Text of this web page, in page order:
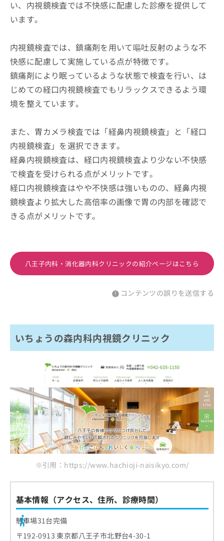
い、内視鏡検査では不快感に配慮した診療を提供して
います。
内視鏡検査では、鎮痛剤を用いて嘔吐反射のような不
快感に配慮して実施している点が特徴です。
鎮痛剤により眠っているような状態で検査を行い、は
じめての経口内視鏡検査でもリラックスできるよう環
境を整えています。
また、胃カメラ検査では「経鼻内視鏡検査」と「経口
内視鏡検査」を選択できます。
経鼻内視鏡検査は、経口内視鏡検査より少ない不快感
で検査を受けられる点がメリットです。
経口内視鏡検査はやや不快感は強いものの、経鼻内視
鏡検査より拡大した高倍率の画像で胃の内部を確認で
きる点がメリットです。
八王子内科・消化器内科クリニックの紹介ページはこちら
コンテンツの誤りを送信する
いちょうの森内科内視鏡クリニック
※引用：https://www.hachioji-naisikyo.com/
基本情報（アクセス、住所、診療時間）
駐車場31台完備
〒192-0913 東京都八王子市北野台4-30-1